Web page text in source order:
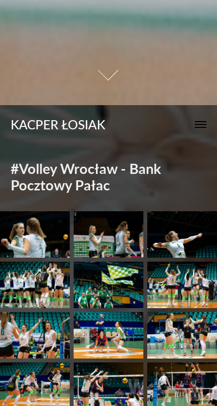
KACPER ŁOSIAK
#Volley Wrocław - Bank
Pocztowy Pałac